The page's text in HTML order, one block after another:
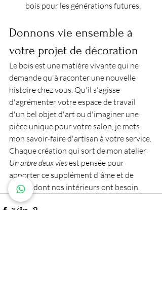
bois pour les générations futures.
Donnons vie ensemble à
votre projet de décoration
Le bois est une matière vivante qui ne
demande qu'à raconter une nouvelle
histoire chez vous. Qu'il s'agisse
d'agrémenter votre espace de travail
d'un bel objet d'art ou d'imaginer une
pièce unique pour votre salon, je mets
mon savoir-faire d'artisan à votre service.
Chaque création qui sort de mon atelier
Un arbre deux vies est pensée pour
apporter ce supplément d'âme et de
poésie dont nos intérieurs ont besoin.